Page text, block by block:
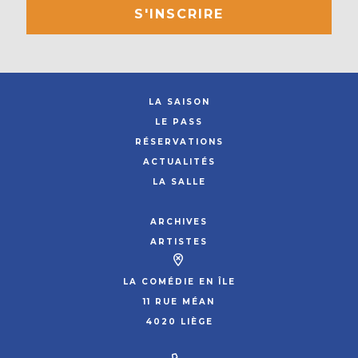
S'INSCRIRE
LA SAISON
LE PASS
RÉSERVATIONS
ACTUALITÉS
LA SALLE
ARCHIVES
ARTISTES
LA COMÉDIE EN ÎLE
11 RUE MÉAN
4020 LIÈGE